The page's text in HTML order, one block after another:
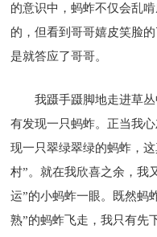
的意识中，蚂蚱不仅会乱
的，但看到哥哥嬉皮笑脸
是就答应了哥哥。
我蹑手蹑脚地走进草
有发现一只蚂蚱。正当我
现一只翠绿翠绿的蚂蚱，
村”。就在我欣喜之余，我
运”的小蚂蚱一眼。既然蚂
熟”的蚂蚱飞走，我只有先